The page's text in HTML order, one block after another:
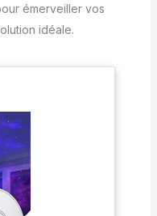
émerveiller vos
idéale.